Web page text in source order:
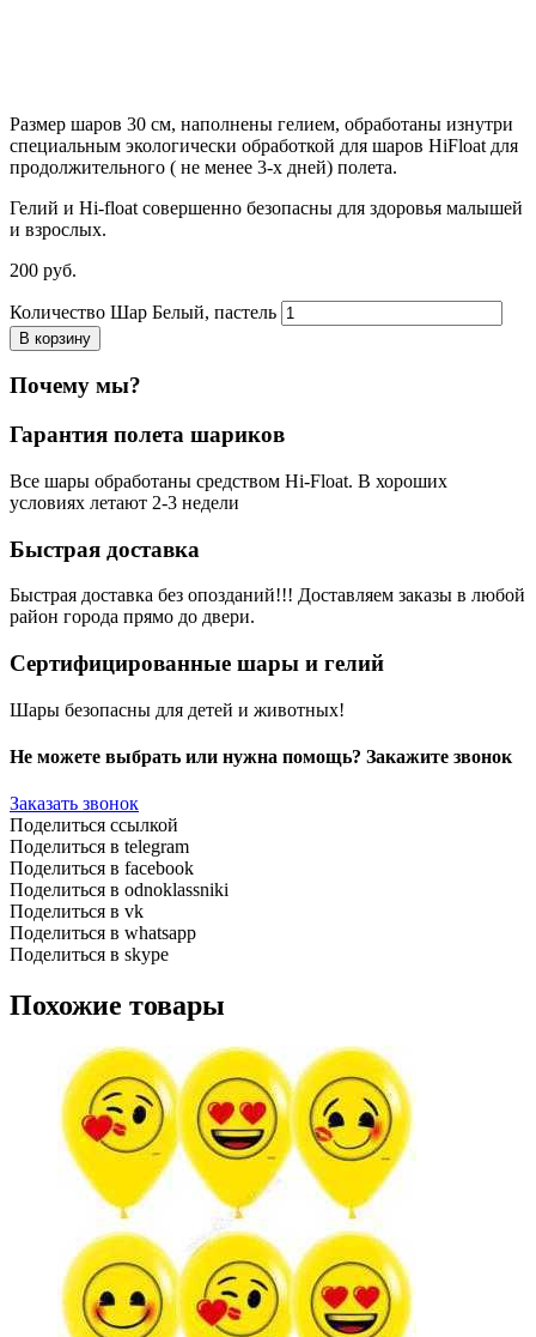
Размер шаров 30 см, наполнены гелием, обработаны изнутри
специальным экологически обработкой для шаров HiFloat для
продолжительного ( не менее 3-х дней) полета.
Гелий и Hi-float совершенно безопасны для здоровья малышей
и взрослых.
200 руб.
Количество Шар Белый, пастель
В корзину
Почему мы?
Гарантия полета шариков
Все шары обработаны средством Hi-Float. В хороших
условиях летают 2-3 недели
Быстрая доставка
Быстрая доставка без опозданий!!! Доставляем заказы в любой
район города прямо до двери.
Сертифицированные шары и гелий
Шары безопасны для детей и животных!
Не можете выбрать или нужна помощь? Закажите звонок
Заказать звонок
Поделиться ссылкой
Поделиться в telegram
Поделиться в facebook
Поделиться в odnoklassniki
Поделиться в vk
Поделиться в whatsapp
Поделиться в skype
Похожие товары